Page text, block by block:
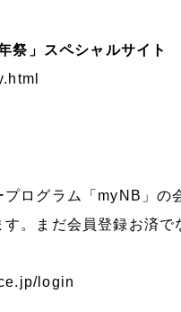
祭」スペシャルサイト
ログラム「myNB」の
。まだ会員登録お済
login